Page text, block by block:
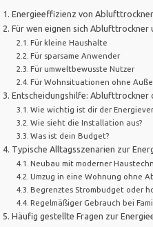
Energieeffizienz von
Für wen eignen sich Ablufttrockner
Für kleine Haushalte
Für sparsame Anwender
Für umweltbewusste Nutzer
Für Wohnsituationen ohne
Entscheidungshilfe: Ablufttrockner
Wie wichtig ist dir der
Wie sieht die Installation aus?
Was ist dein Budget?
Typische Alltagsszenarien zur
Neubau mit moderner
Umzug in eine Wohnung ohne
Begrenztes Strombudget oder
Regelmäßiger Gebrauch bei
Häufig gestellte Fragen zur